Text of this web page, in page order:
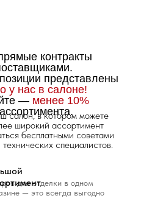
для отделки в одном
— это всегда выгодно
контракты
представлены
у нас в салоне!
— менее 10%
салон, в котором можете
широкий ассортимент
бесплатными советами
специалистов.